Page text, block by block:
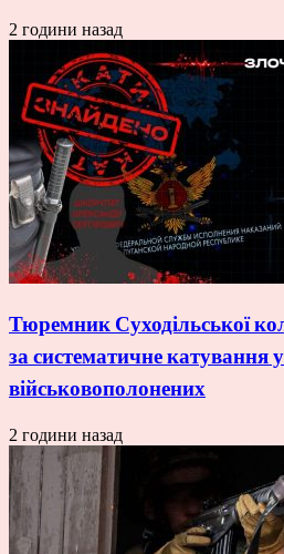
2 години назад
Тюремник Суходільської
за систематичне катування
військовополонених
2 години назад